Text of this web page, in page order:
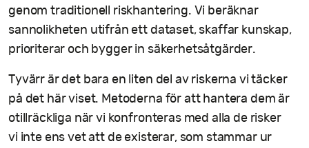
genom traditionell riskhantering. Vi beräknar
sannolikheten utifrån ett dataset, skaffar kunskap,
prioriterar och bygger in säkerhetsåtgärder.
Tyvärr är det bara en liten del av riskerna vi täcker
på det här viset. Metoderna för att hantera dem är
otillräckliga när vi konfronteras med alla de risker
vi inte ens vet att de existerar, som stammar ur